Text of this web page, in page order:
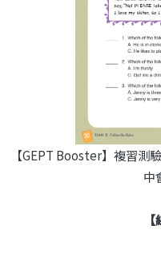
【GEPT Booster】複習測
中